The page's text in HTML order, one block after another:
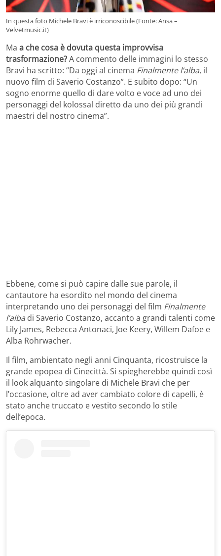
In questa foto Michele Bravi è irriconoscibile (Fonte: Ansa –
Velvetmusic.it)
Ma a che cosa è dovuta questa improvvisa
trasformazione?A commento delle immagini lo stesso
Bravi ha scritto: “Da oggi al cinema Finalmente l’alba, il
nuovo film di Saverio Costanzo”. E subito dopo: “Un
sogno enorme quello di dare volto e voce ad uno dei
personaggi del kolossal diretto da uno dei più grandi
maestri del nostro cinema”.
Ebbene, come si può capire dalle sue parole, il
cantautore ha esordito nel mondo del cinema
interpretando uno dei personaggi del film Finalmente
l’alba di Saverio Costanzo, accanto a grandi talenti come
Lily James, Rebecca Antonaci, Joe Keery, Willem Dafoe e
Alba Rohrwacher.
Il film, ambientato negli anni Cinquanta, ricostruisce la
grande epopea di Cinecittà. Si spiegherebbe quindi così
il look alquanto singolare di Michele Bravi che per
l’occasione, oltre ad aver cambiato colore di capelli, è
stato anche truccato e vestito secondo lo stile
dell’epoca.